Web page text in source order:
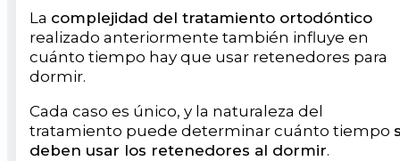
La complejidad del tratamiento ortodóntico
realizado anteriormente también influye en
cuánto tiempo hay que usar retenedores para
dormir.
Cada caso es único, y la naturaleza del
tratamiento puede determinar cuánto tiempo
deben usar los retenedores al dormir.